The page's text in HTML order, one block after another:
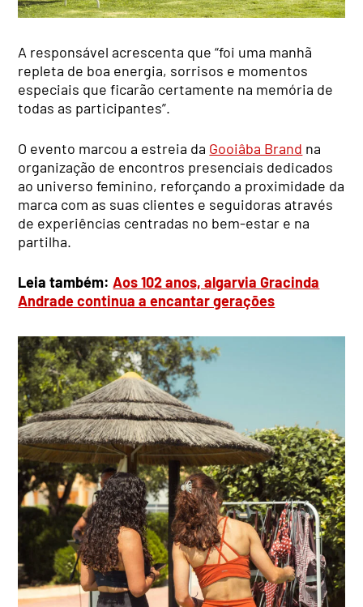
A responsável acrescenta que “foi uma manhã
repleta de boa energia, sorrisos e momentos
especiais que ficarão certamente na memória de
todas as participantes”.
O evento marcou a estreia da Gooiâba Brand na
organização de encontros presenciais dedicados
ao universo feminino, reforçando a proximidade da
marca com as suas clientes e seguidoras através
de experiências centradas no bem-estar e na
partilha.
Leia também:Aos 102 anos, algarvia Gracinda
Andrade continua a encantar gerações